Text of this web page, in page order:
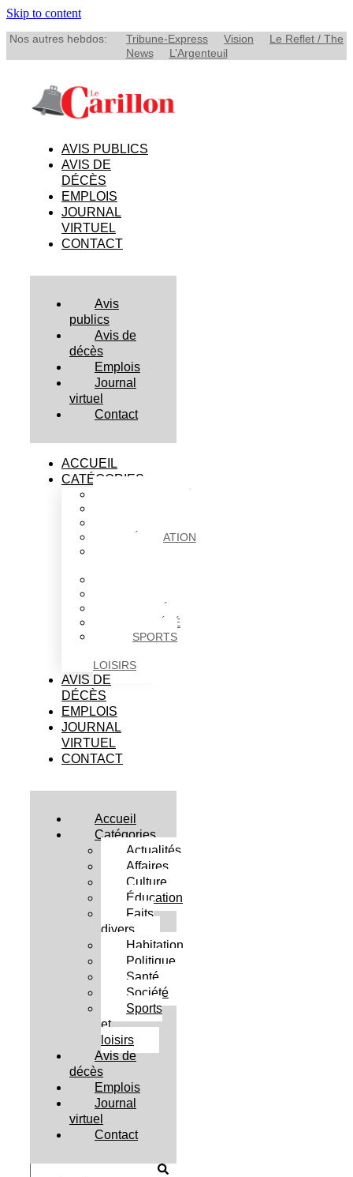
Skip to content
Nos autres hebdos: Tribune-Express Vision
Le Reflet / The
News
L’Argenteuil
AVIS PUBLICS
AVIS DE
DÉCÈS
EMPLOIS
JOURNAL
VIRTUEL
CONTACT
Avis
publics
Avis de
décès
Emplois
Journal
virtuel
Contact
ACCUEIL
CATÉGORIES
ÉDUCATION
SOCIÉTÉ
SPORTS
LOISIRS
AVIS DE
DÉCÈS
EMPLOIS
JOURNAL
VIRTUEL
CONTACT
Accueil
Catégories
Actualités
Affaires
Culture
Éducation
Faits
divers
Habitation
Politique
Santé
Société
Sports
et
loisirs
Avis de
décès
Emplois
Journal
virtuel
Contact